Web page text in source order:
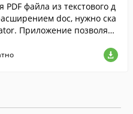
PDF файла из текстового д
doc, нужно ска
Приложение позволяет
без конвертеров.